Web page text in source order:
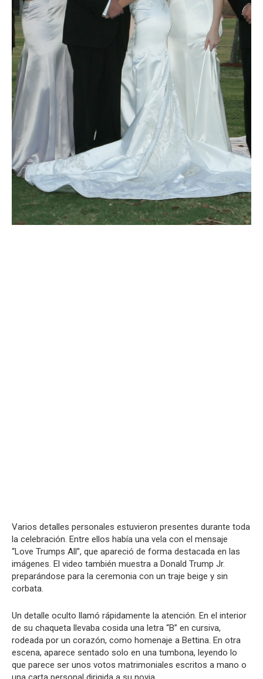
Varios detalles personales estuvieron presentes durante toda
la celebración. Entre ellos había una vela con el mensaje
“Love Trumps All”, que apareció de forma destacada en las
imágenes. El video también muestra a Donald Trump Jr.
preparándose para la ceremonia con un traje beige y sin
corbata.
Un detalle oculto llamó rápidamente la atención. En el interior
de su chaqueta llevaba cosida una letra “B” en cursiva,
rodeada por un corazón, como homenaje a Bettina. En otra
escena, aparece sentado solo en una tumbona, leyendo lo
que parece ser unos votos matrimoniales escritos a mano o